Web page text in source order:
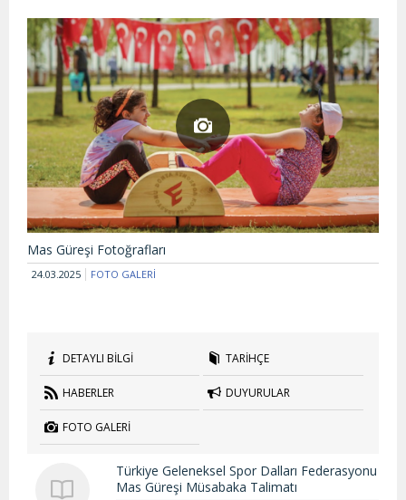
Mas Güreşi Fotoğrafları
24.03.2025 FOTO GALERİ
DETAYLI BİLGİ TARİHÇE
HABERLER DUYURULAR
FOTO GALERİ
Türkiye Geleneksel Spor Dalları Federasyonu
Mas Güreşi Müsabaka Talimatı